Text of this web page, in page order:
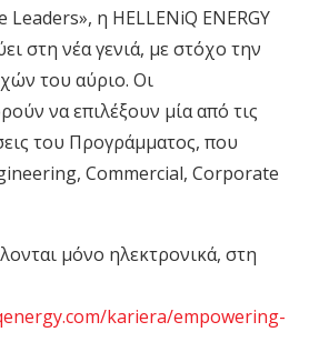
Leaders», η HELLENiQ ENERGY
στη νέα γενιά, με στόχο την
του αύριο. Οι
να επιλέξουν μία από τις
του Προγράμματος, που
, Commercial, Corporate
μόνο ηλεκτρονικά, στη
kariera/empowering-